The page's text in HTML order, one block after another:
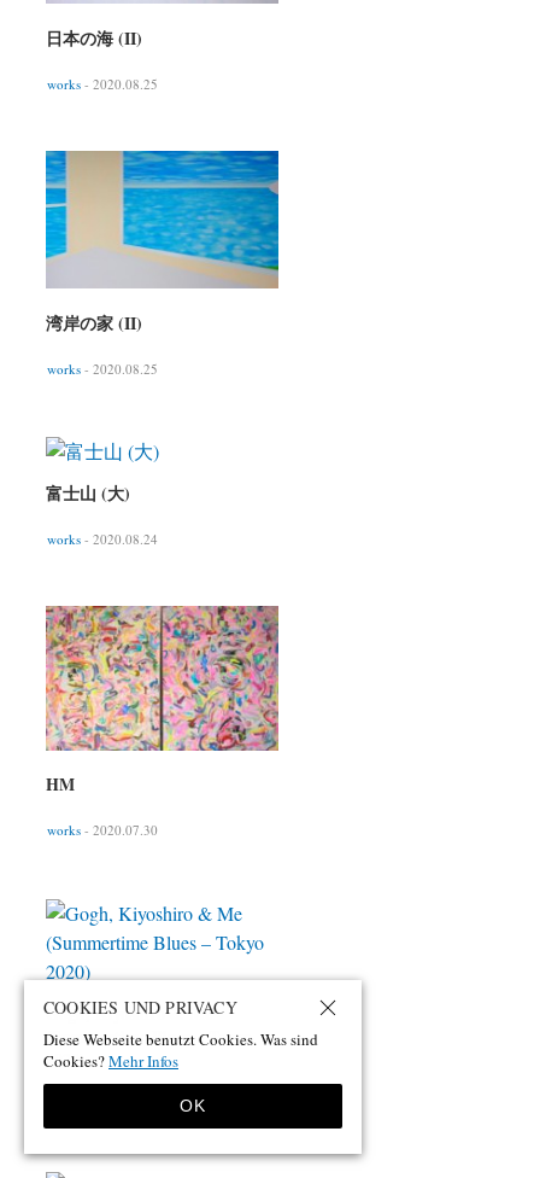
日本の海 (II)
works - 2020.08.25
湾岸の家 (II)
works - 2020.08.25
富士山 (大)
works - 2020.08.24
HM
works - 2020.07.30
Gogh, Kiyoshiro & Me
(Summertime Blues – Tokyo
2020)
COOKIES UND PRIVACY
Diese Webseite benutzt Cookies. Was sind
Cookies?Mehr Infos
OK